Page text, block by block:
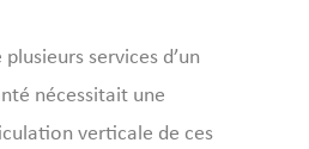
services d’un
nécessitait une
verticale de ces